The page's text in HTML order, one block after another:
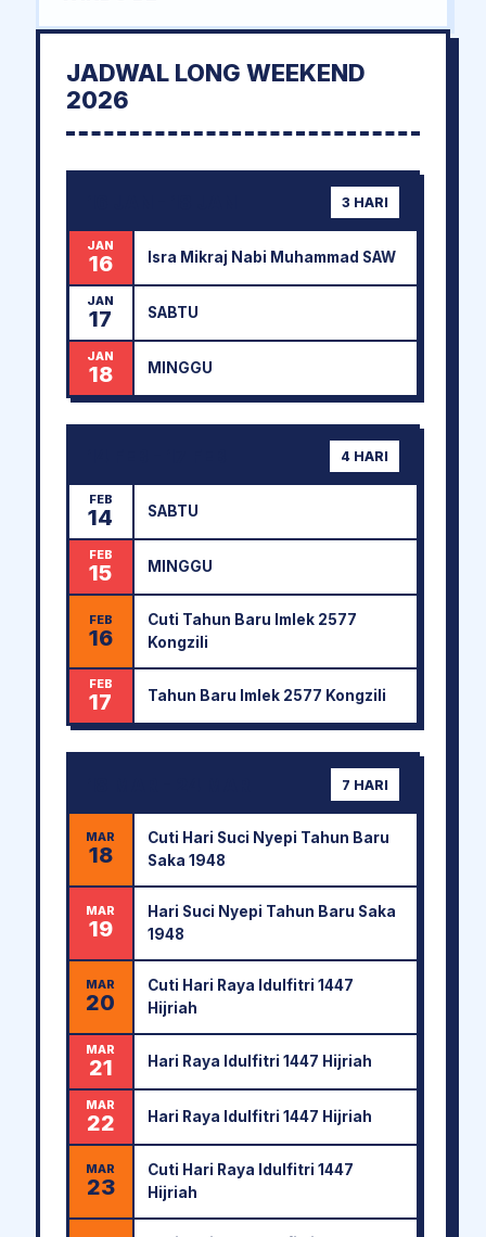
JADWAL LONG WEEKEND
2026
3 HARI
JAN
16 Isra Mikraj Nabi Muhammad SAW
JAN
17 SABTU
JAN
18 MINGGU
4 HARI
FEB
14 SABTU
FEB
15 MINGGU
FEB
16
Cuti Tahun Baru Imlek 2577
Kongzili
FEB
17 Tahun Baru Imlek 2577 Kongzili
7 HARI
MAR
18
Cuti Hari Suci Nyepi Tahun Baru
Saka 1948
MAR
19
Hari Suci Nyepi Tahun Baru Saka
1948
MAR
20
Cuti Hari Raya Idulfitri 1447
Hijriah
MAR
21 Hari Raya Idulfitri 1447 Hijriah
MAR
22 Hari Raya Idulfitri 1447 Hijriah
MAR
23
Cuti Hari Raya Idulfitri 1447
Hijriah